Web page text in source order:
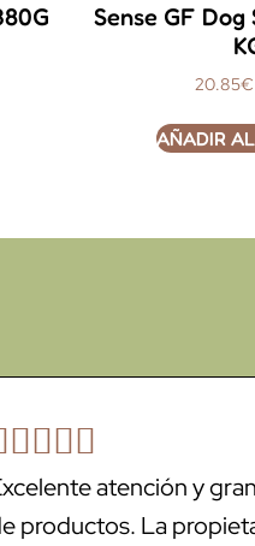
Sense GF
20.85€
AÑADIR

atención y
productos. La